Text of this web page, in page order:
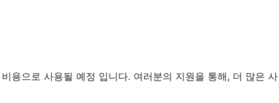
용으로 사용될 예정 입니다. 여러분의 지원을 통해, 더 많은 사